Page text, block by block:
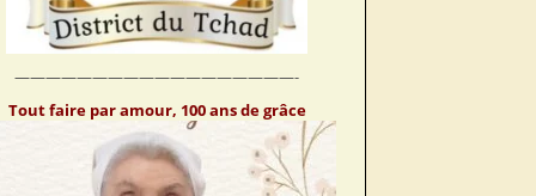
——————————————————-
Tout faire par amour, 100 ans de grâce